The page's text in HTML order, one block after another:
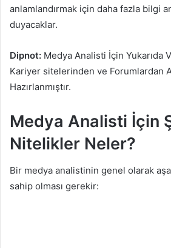
anlamlandırmak için daha fazla bilgi
duyacaklar.
Dipnot: Medya Analisti İçin Yukarıda
Kariyer sitelerinden ve Forumlardan
Hazırlanmıştır.
Medya Analisti İçin
Nitelikler Neler?
Bir medya analistinin genel olarak
sahip olması gerekir: